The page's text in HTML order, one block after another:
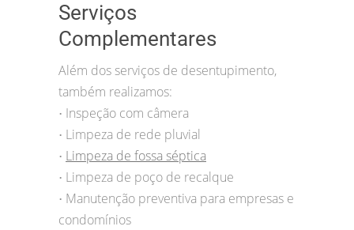
Serviços
Complementares
Além dos serviços de desentupimento,
também realizamos:
• Inspeção com câmera
• Limpeza de rede pluvial
• Limpeza de fossa séptica
• Limpeza de poço de recalque
• Manutenção preventiva para empresas e
condomínios